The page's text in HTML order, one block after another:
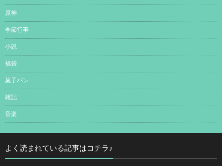
原神
季節行事
小説
福袋
菓子パン
雑記
音楽
よく読まれている記事はコチラ♪